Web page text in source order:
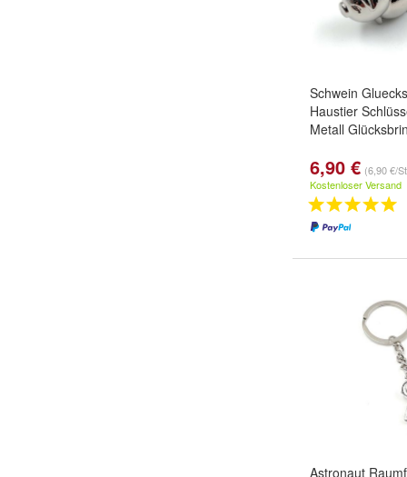
Schwein
Haustier
Metall
6,90 € (6,90 €/
Kostenloser Versand
Astronaut